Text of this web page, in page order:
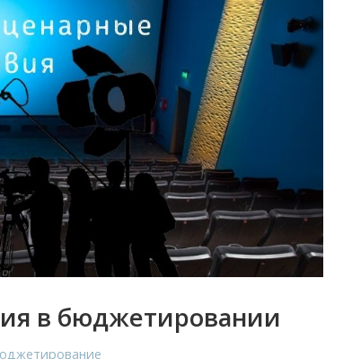
в бюджетировании